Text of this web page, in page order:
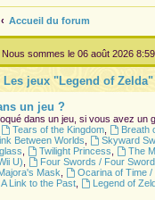
Accueil du forum
Nous sommes le 06 août 2026 8:59
Les jeux "Legend of Zelda"
un jeu ?
dans un jeu, si vous avez un
Tears of the Kingdom, Breath
Between Worlds Skyward
Twilight Princess The
U)
Four Swords / Four
Mask Ocarina of Time
A Link to the Past,
Legend of